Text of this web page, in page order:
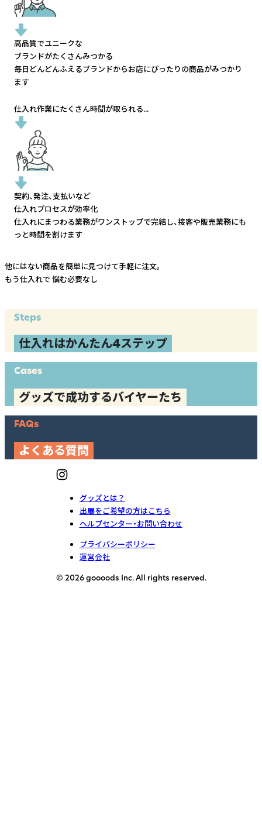
高品質でユニークな
ブランドがたくさんみつかる
毎日どんどんふえるブランドからお店にぴったりの商品がみつかり
ます
仕入れ作業にたくさん時間が取られる...
契約、発注、支払いなど
仕入れプロセスが効率化
仕入れにまつわる業務がワンストップで完結し、接客や販売業務にも
っと時間を割けます
他にはない商品を簡単に見つけて手軽に注文。
もう仕入れで 悩む必要なし
Steps
仕入れはかんたん4ステップ
Cases
グッズで成功するバイヤーたち
FAQs
よくある質問
グッズとは？
出展をご希望の方はこちら
ヘルプセンター・お問い合わせ
プライバシーポリシー
運営会社
© 2026 goooods Inc. All rights reserved.